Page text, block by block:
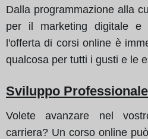
Dalla programmazione alla
per il marketing digitale e
l'offerta di corsi online è
qualcosa per tutti i gusti e le
Sviluppo Professionale
Volete avanzare nel
carriera? Un corso online